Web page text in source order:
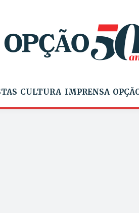
CULTURA IMPRENSA